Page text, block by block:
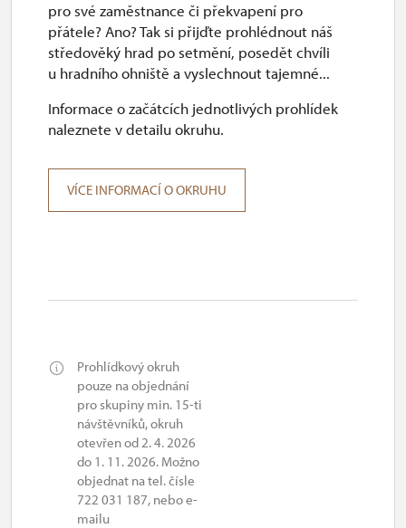
Prohlídkový okruh
pouze na objednání
pro skupiny min. 15-ti
návštěvníků, okruh
otevřen od 2. 4. 2026
do 1. 11. 2026. Možno
objednat na tel. čísle
722 031 187, nebo e-
mailu
pro své zaměstnance či překvapení pro
přátele? Ano? Tak si přijďte prohlédnout náš
středověký hrad po setmění, posedět chvíli
u hradního ohniště a vyslechnout tajemné...
Informace o začátcích jednotlivých prohlídek
naleznete v detailu okruhu.
VÍCE INFORMACÍ O OKRUHU